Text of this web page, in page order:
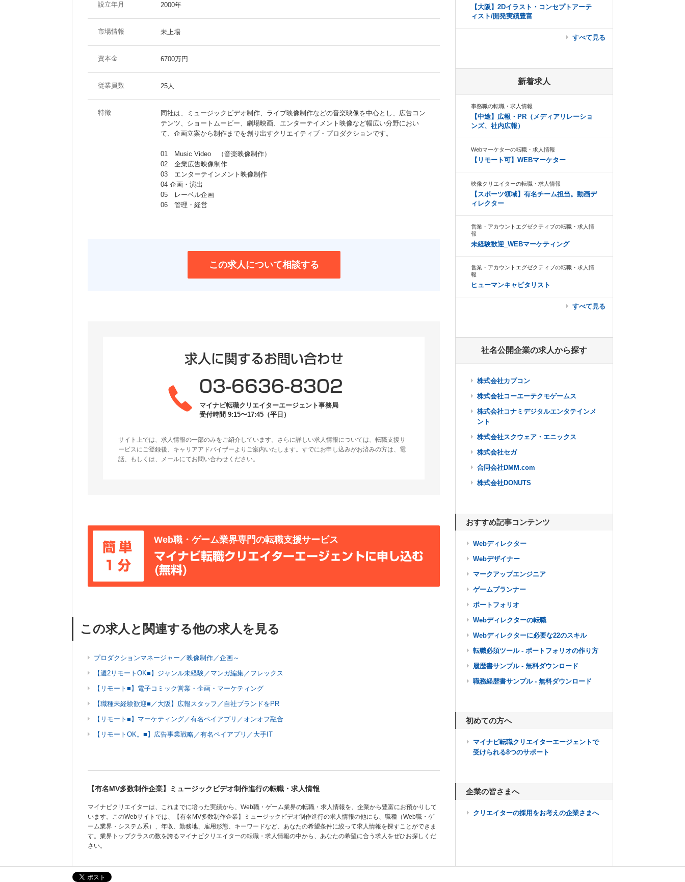
設立年月 2000年
市場情報 未上場
資本金 6700万円
従業員数 25人
特徴
同社は、ミュージックビデオ制作、ライブ映像制作などの音楽映像を中心とし、広告コン
テンツ、ショートムービー、劇場映画、エンターテイメント映像など幅広い分野におい
て、企画立案から制作までを創り出すクリエイティブ・プロダクションです。
01 Music Video （音楽映像制作）
02 企業広告映像制作
03 エンターテインメント映像制作
04 企画・演出
05 レーベル企画
06 管理・経営
この求人について相談する
求人に関するお問い合わせ
03-6636-8302
マイナビ転職クリエイターエージェント事務局
受付時間 9:15〜17:45（平日）
サイト上では、求人情報の一部のみをご紹介しています。さらに詳しい求人情報については、転職支援サ
ービスにご登録後、キャリアアドバイザーよりご案内いたします。すでにお申し込みがお済みの方は、電
話、もしくは、メールにてお問い合わせください。
簡単
1分
Web職・ゲーム業界専門の転職支援サービス
マイナビ転職クリエイターエージェントに申し込む
(無料)
この求人と関連する他の求人を見る
プロダクションマネージャー／映像制作／企画～
【週2リモートOK■】ジャンル未経験／マンガ編集／フレックス
【リモート■】電子コミック営業・企画・マーケティング
【職種未経験歓迎■／大阪】広報スタッフ／自社ブランドをPR
【リモート■】マーケティング／有名ペイアプリ／オンオフ融合
【リモートOK。■】広告事業戦略／有名ペイアプリ／大手IT
【有名MV多数制作企業】ミュージックビデオ制作進行の転職・求人情報
マイナビクリエイターは、これまでに培った実績から、Web職・ゲーム業界の転職・求人情報を、企業から豊富にお預かりして
います。このWebサイトでは、【有名MV多数制作企業】ミュージックビデオ制作進行の求人情報の他にも、職種（Web職・ゲ
ーム業界・システム系）、年収、勤務地、雇用形態、キーワードなど、あなたの希望条件に絞って求人情報を探すことができま
す。業界トップクラスの数を誇るマイナビクリエイターの転職・求人情報の中から、あなたの希望に合う求人をぜひお探しくだ
さい。
【大阪】2Dイラスト・コンセプトアーテ
ィスト/開発実績豊富
すべて見る
新着求人
事務職の転職・求人情報
【中途】広報・PR（メディアリレーショ
ンズ、社内広報）
Webマーケターの転職・求人情報
【リモート可】WEBマーケター
映像クリエイターの転職・求人情報
【スポーツ領域】有名チーム担当。動画デ
ィレクター
営業・アカウントエグゼクティブの転職・求人情
報
未経験歓迎_WEBマーケティング
営業・アカウントエグゼクティブの転職・求人情
報
ヒューマンキャピタリスト
すべて見る
社名公開企業の求人から探す
株式会社カプコン
株式会社コーエーテクモゲームス
株式会社コナミデジタルエンタテインメ
ント
株式会社スクウェア・エニックス
株式会社セガ
合同会社DMM.com
株式会社DONUTS
おすすめ記事コンテンツ
Webディレクター
Webデザイナー
マークアップエンジニア
ゲームプランナー
ポートフォリオ
Webディレクターの転職
Webディレクターに必要な22のスキル
転職必須ツール - ポートフォリオの作り方
履歴書サンプル - 無料ダウンロード
職務経歴書サンプル - 無料ダウンロード
初めての方へ
マイナビ転職クリエイターエージェントで
受けられる8つのサポート
企業の皆さまへ
クリエイターの採用をお考えの企業さまへ